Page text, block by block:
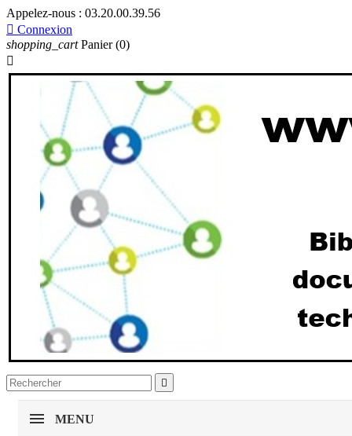
Appelez-nous : 03.20.00.39.56
 Connexion
shopping_cart Panier (0)


MENU